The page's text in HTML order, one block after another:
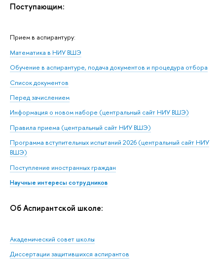
Поступающим:
Прием в аспирантуру:
Математика в НИУ ВШЭ
Обучение в аспирантуре, подача документов и процедура отбора
Список документов
Перед зачислением
Информация о новом наборе (центральный сайт НИУ ВШЭ)
Правила приема (центральный сайт НИУ ВШЭ)
Программа вступительных испытаний 2026 (центральный сайт НИУ
ВШЭ)
Поступление иностранных граждан
Научные интересы сотрудников
Об Аспирантской школе:
Академический совет школы
Диссертации защитившихся аспирантов